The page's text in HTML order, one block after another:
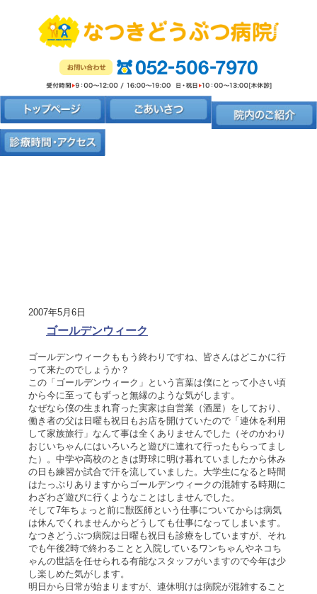
2007年5月6日
ゴールデンウィーク
ゴールデンウィークももう終わりですね、皆さんはどこかに行
って来たのでしょうか？
この「ゴールデンウィーク」という言葉は僕にとって小さい頃
から今に至ってもずっと無縁のような気がします。
なぜなら僕の生まれ育った実家は自営業（酒屋）をしており、
働き者の父は日曜も祝日もお店を開けていたので「連休を利用
して家族旅行」なんて事は全くありませんでした（そのかわり
おじいちゃんにはいろいろと遊びに連れて行ったもらってまし
た）。中学や高校のときは野球に明け暮れていましたから休み
の日も練習か試合で汗を流していました。大学生になると時間
はたっぷりありますからゴールデンウィークの混雑する時期に
わざわざ遊びに行くようなことはしませんでした。
そして7年ちょっと前に獣医師という仕事についてからは病気
は休んでくれませんからどうしても仕事になってしまいます。
なつきどうぶつ病院は日曜も祝日も診療をしていますが、それ
でも午後2時で終わることと入院しているワンちゃんやネコち
ゃんの世話を任せられる有能なスタッフがいますので今年は少
し楽しめた気がします。
明日から日常が始まりますが、連休明けは病院が混雑すること